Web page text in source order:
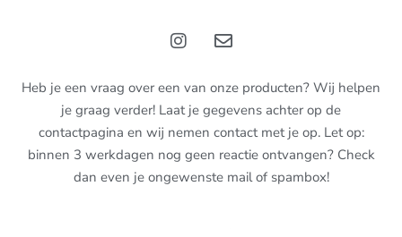
Heb je een vraag over een van onze producten? Wij helpen
je graag verder! Laat je gegevens achter op de
contactpagina en wij nemen contact met je op. Let op:
binnen 3 werkdagen nog geen reactie ontvangen? Check
dan even je ongewenste mail of spambox!